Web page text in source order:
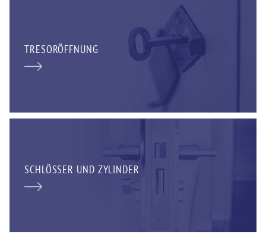
TRESORÖFFNUNG
SCHLÖSSER UND ZYLINDER